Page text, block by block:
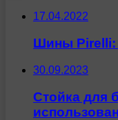
17.04.2022
Шины Pirelli:
30.09.2023
Стойка для